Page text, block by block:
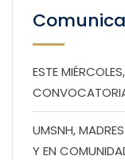
ESTE
UMSNH,
Y EN